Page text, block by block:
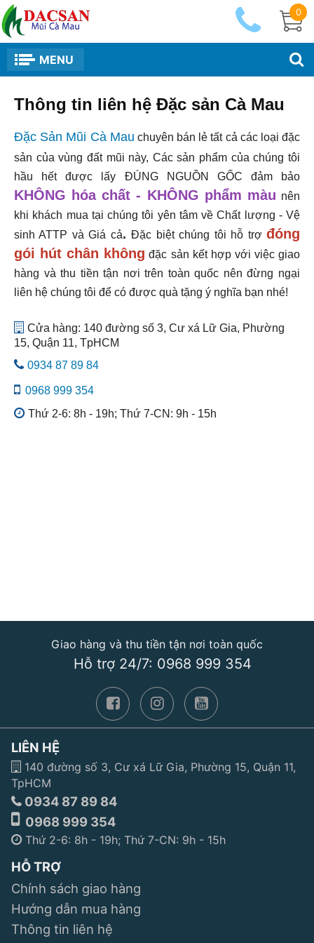
0
MENU
Thông tin liên hệ Đặc sản Cà Mau
Đặc Sản Mũi Cà Mau chuyên bán lẻ tất cả các loại đặc
sản của vùng đất mũi này, Các sản phẩm của chúng tôi
hầu hết được lấy ĐÚNG NGUỒN GỐC đảm bảo
KHÔNG hóa chất - KHÔNG phẩm màu nên
khi khách mua tại chúng tôi yên tâm về Chất lượng - Vệ
sinh ATTP và Giá cả.Đặc biệt chúng tôi hỗ trợđóng
gói hút chân không đặc sản kết hợp với việc giao
hàng và thu tiền tận nơi trên toàn quốc nên đừng ngại
liên hệ chúng tôi để có được quà tặng ý nghĩa bạn nhé!
Cửa hàng: 140 đường số 3, Cư xá Lữ Gia, Phường
15, Quận 11, TpHCM
0934 87 89 84
0968 999 354
Thứ 2-6: 8h - 19h; Thứ 7-CN: 9h - 15h
Giao hàng và thu tiền tận nơi toàn quốc
Hỗ trợ 24/7: 0968 999 354
LIÊN HỆ
140 đường số 3, Cư xá Lữ Gia, Phường 15, Quận 11,
TpHCM
0934 87 89 84
0968 999 354
Thứ 2-6: 8h - 19h; Thứ 7-CN: 9h - 15h
HỖ TRỢ
Chính sách giao hàng
Hướng dẫn mua hàng
Thông tin liên hệ